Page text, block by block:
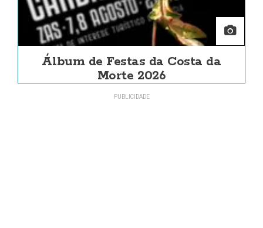
Álbum de Festas da Costa da
Morte 2026